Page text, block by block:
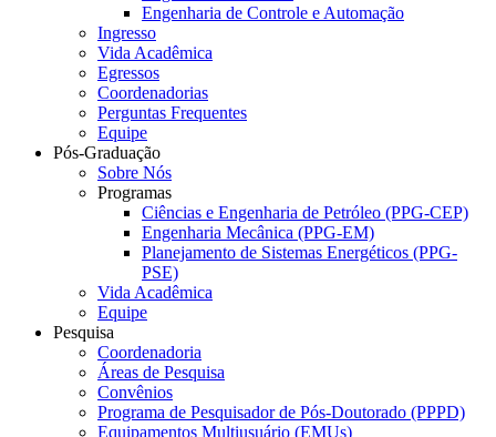
Engenharia de Controle e Automação
Ingresso
Vida Acadêmica
Egressos
Coordenadorias
Perguntas Frequentes
Equipe
Pós-Graduação
Sobre Nós
Programas
Ciências e Engenharia de Petróleo (PPG-CEP)
Engenharia Mecânica (PPG-EM)
Planejamento de Sistemas Energéticos (PPG-
PSE)
Vida Acadêmica
Equipe
Pesquisa
Coordenadoria
Áreas de Pesquisa
Convênios
Programa de Pesquisador de Pós-Doutorado (PPPD)
Equipamentos Multiusuário (EMUs)